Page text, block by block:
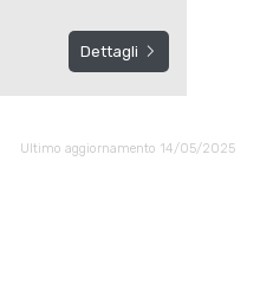
Dettagli
Ultimo aggiornamento 14/05/2025